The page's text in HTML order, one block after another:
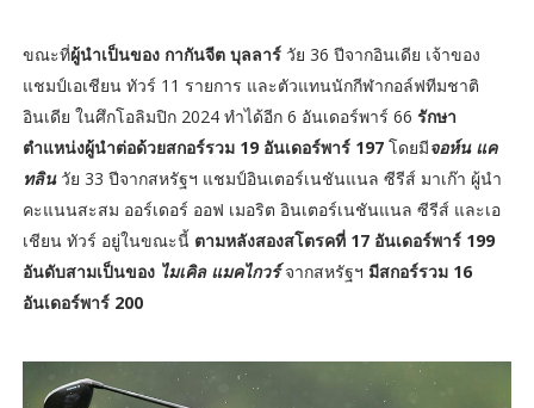
ขณะที่ผู้นำเป็นของ กากันจีต บุลลาร์วัย 36 ปีจากอินเดีย เจ้าของ
แชมป์เอเชียน ทัวร์ 11 รายการ และตัวแทนนักกีฬากอล์ฟทีมชาติ
อินเดีย ในศึกโอลิมปิก 2024 ทำได้อีก 6 อันเดอร์พาร์ 66 รักษา
ตำแหน่งผู้นำต่อด้วยสกอร์รวม 19 อันเดอร์พาร์ 197โดยมีจอห์น แค
ทลิน วัย 33 ปีจากสหรัฐฯ แชมป์อินเตอร์เนชันแนล ซีรีส์ มาเก๊า ผู้นำ
คะแนนสะสม ออร์เดอร์ ออฟ เมอริต อินเตอร์เนชันแนล ซีรีส์ และเอ
เชียน ทัวร์ อยู่ในขณะนี้ ตามหลังสองสโตรคที่ 17 อันเดอร์พาร์ 199
อันดับสามเป็นของ ไมเคิล แมคไกวร์ จากสหรัฐฯ มีสกอร์รวม 16
อันเดอร์พาร์ 200